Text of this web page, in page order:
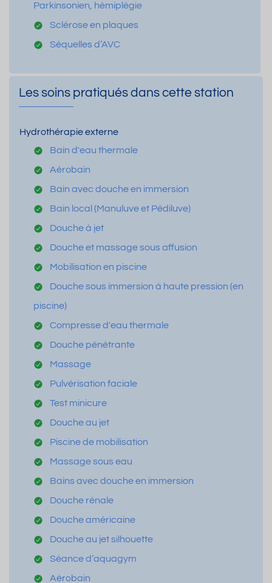
Parkinsonien, hémiplégie
Sclérose en plaques
Séquelles d’AVC
Les soins pratiqués dans cette station
Hydrothérapie externe
Bain d'eau thermale
Aérobain
Bain avec douche en immersion
Bain local (Manuluve et Pédiluve)
Douche à jet
Douche et massage sous affusion
Mobilisation en piscine
Douche sous immersion à haute pression (en
piscine)
Compresse d'eau thermale
Douche pénétrante
Massage
Pulvérisation faciale
Test minicure
Douche au jet
Piscine de mobilisation
Massage sous eau
Bains avec douche en immersion
Douche rénale
Douche américaine
Douche au jet silhouette
Séance d’aquagym
Aérobain